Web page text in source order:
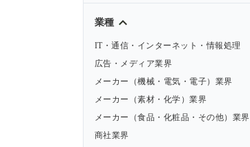
業種
IT・通信・インターネット・情報処理
広告・メディア業界
メーカー（機械・電気・電子）業界
メーカー（素材・化学）業界
メーカー（食品・化粧品・その他）業界
商社業界